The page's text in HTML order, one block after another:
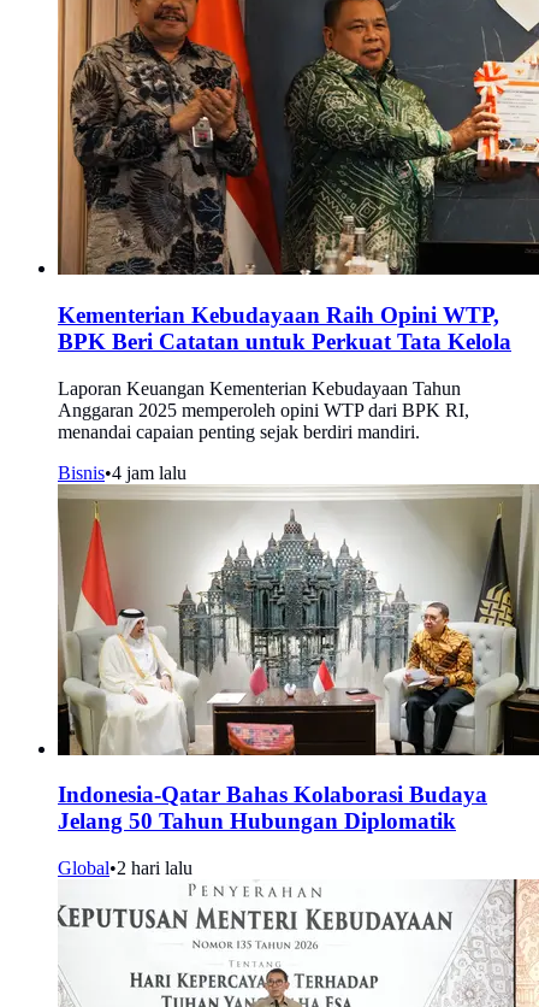
Kementerian Kebudayaan Raih Opini WTP,
BPK Beri Catatan untuk Perkuat Tata Kelola
Laporan Keuangan Kementerian Kebudayaan Tahun
Anggaran 2025 memperoleh opini WTP dari BPK RI,
menandai capaian penting sejak berdiri mandiri.
Bisnis•4 jam lalu
Indonesia-Qatar Bahas Kolaborasi Budaya
Jelang 50 Tahun Hubungan Diplomatik
Global•2 hari lalu